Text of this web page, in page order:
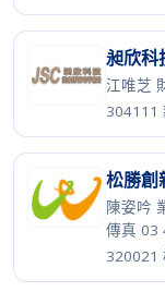
昶欣科
江唯芝
304111
松勝創
陳姿吟
傳真 03
320021